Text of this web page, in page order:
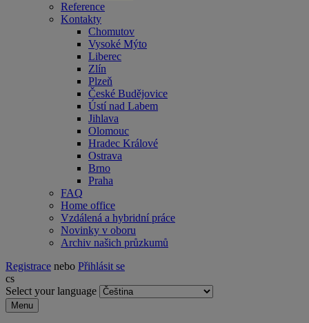
Reference
Kontakty
Chomutov
Vysoké Mýto
Liberec
Zlín
Plzeň
České Budějovice
Ústí nad Labem
Jihlava
Olomouc
Hradec Králové
Ostrava
Brno
Praha
FAQ
Home office
Vzdálená a hybridní práce
Novinky v oboru
Archiv našich průzkumů
Registrace nebo Přihlásit se
cs
Select your language
Menu